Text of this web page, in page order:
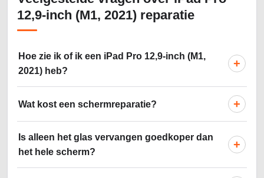
12,9-inch (M1, 2021) reparatie
Hoe zie ik of ik een iPad Pro 12,9-inch (M1,
2021) heb?
+
Wat kost een schermreparatie? +
Is alleen het glas vervangen goedkoper dan
het hele scherm?
+